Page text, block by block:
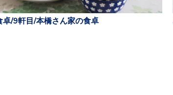
卓/9軒目/本橋さん家の食卓